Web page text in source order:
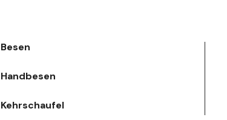
Besen
Handbesen
Kehrschaufel